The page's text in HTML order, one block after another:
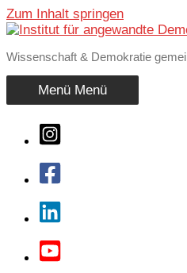
Zum Inhalt springen
Wissenschaft & Demokratie
Menü Menü